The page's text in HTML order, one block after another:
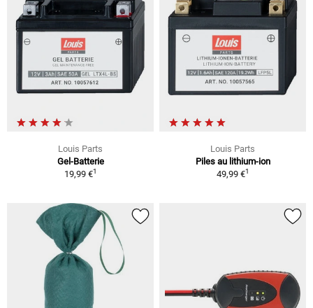
Louis Parts
Gel-Batterie
19,99 €1
Louis Parts
Piles au lithium-ion
49,99 €1